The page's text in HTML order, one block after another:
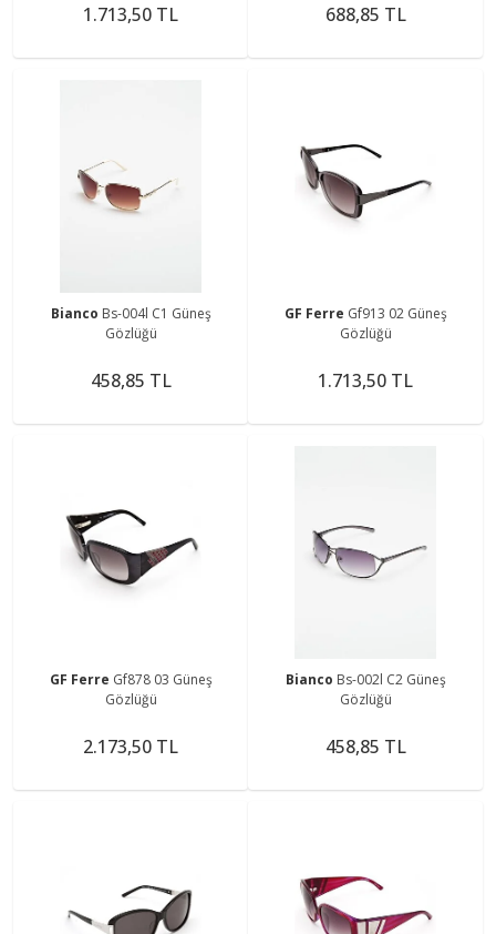
1.713,50 TL 688,85 TL
Bianco Bs-004l C1 Güneş
Gözlüğü
458,85 TL
GF Ferre Gf913 02 Güneş
Gözlüğü
1.713,50 TL
GF Ferre Gf878 03 Güneş
Gözlüğü
2.173,50 TL
Bianco Bs-002l C2 Güneş
Gözlüğü
458,85 TL